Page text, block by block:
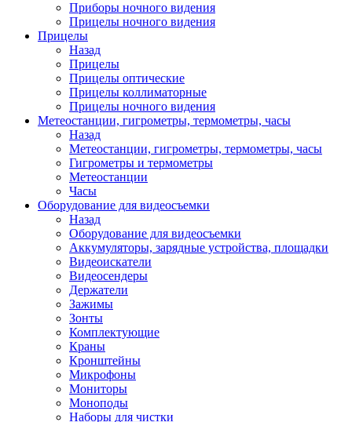
Приборы ночного видения
Прицелы ночного видения
Прицелы
Назад
Прицелы
Прицелы оптические
Прицелы коллиматорные
Прицелы ночного видения
Метеостанции, гигрометры, термометры, часы
Назад
Метеостанции, гигрометры, термометры, часы
Гигрометры и термометры
Метеостанции
Часы
Оборудование для видеосъемки
Назад
Оборудование для видеосъемки
Аккумуляторы, зарядные устройства, площадки
Видеоискатели
Видеосендеры
Держатели
Зажимы
Зонты
Комплектующие
Краны
Кронштейны
Микрофоны
Мониторы
Моноподы
Наборы для чистки